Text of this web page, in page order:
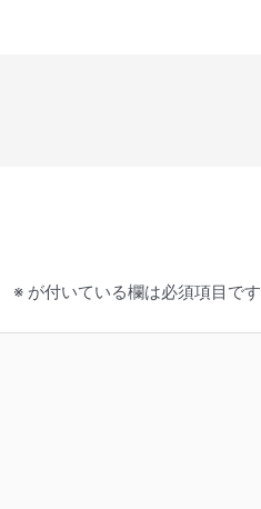
※ が付いている欄は必須項目です